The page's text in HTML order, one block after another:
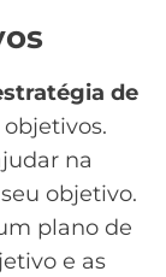
de
na
objetivo.
plano de
e as